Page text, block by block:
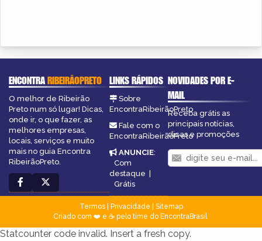
ENCONTRARIBEIRÃOPRETO
O melhor de Ribeirão
Preto num só lugar! Dicas,
onde ir, o que fazer, as
melhores empresas,
locais, serviços e muito
mais no guia Encontra
RibeirãoPreto.
LINKS RÁPIDOS
Sobre
EncontraRibeirãoPreto
Fale com o
EncontraRibeirãoPreto
ANUNCIE:
Com
destaque |
Grátis
NOVIDADES POR E-
MAIL
Receba grátis as
principais notícias,
dicas e promoções
Termos| Privacidade
Sitemap
Criado com ❤️ e ☕ pelo time do EncontraBrasil
Statcounter code invalid. Insert a fresh copy.